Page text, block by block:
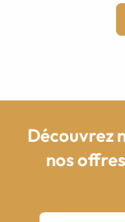
Découvrez
nos